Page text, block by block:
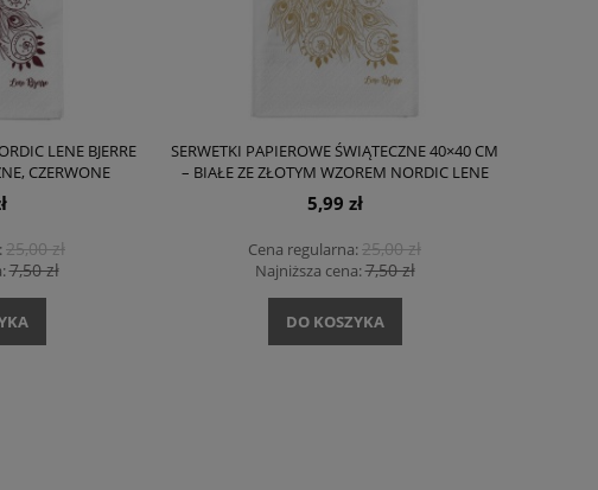
LENE BJERRE
CZERWONE
25,00 zł
7,50 zł
SERWETKI PAPIEROWE ŚWIĄTECZNE 40×40 CM
– BIAŁE ZE ZŁOTYM WZOREM NORDIC LENE
BJERRE
5,99 zł
Cena regularna:25,00 zł
Najniższa cena:7,50 zł
DO KOSZYKA